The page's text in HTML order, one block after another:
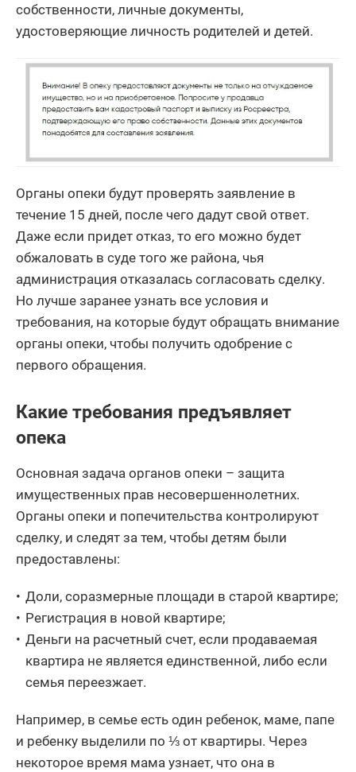
собственности, личные документы,
удостоверяющие личность родителей и детей.
Органы опеки будут проверять заявление в
течение 15 дней, после чего дадут свой ответ.
Даже если придет отказ, то его можно будет
обжаловать в суде того же района, чья
администрация отказалась согласовать сделку.
Но лучше заранее узнать все условия и
требования, на которые будут обращать внимание
органы опеки, чтобы получить одобрение с
первого обращения.
Какие требования предъявляет
опека
Основная задача органов опеки – защита
имущественных прав несовершеннолетних.
Органы опеки и попечительства контролируют
сделку, и следят за тем, чтобы детям были
предоставлены:
Доли, соразмерные площади в старой квартире;
Регистрация в новой квартире;
Деньги на расчетный счет, если продаваемая
квартира не является единственной, либо если
семья переезжает.
Например, в семье есть один ребенок, маме, папе
и ребенку выделили по ⅓ от квартиры. Через
некоторое время мама узнает, что она в